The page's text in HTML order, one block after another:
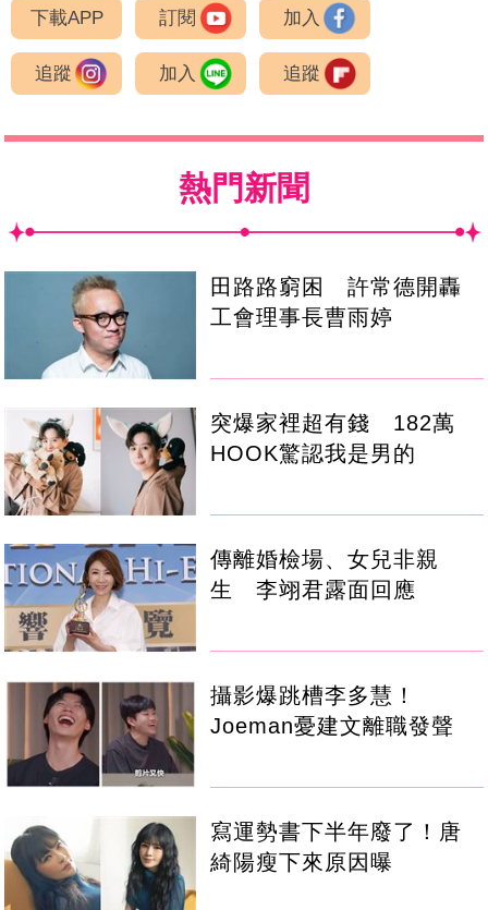
下載APP 訂閱 加入
追蹤 加入 追蹤
熱門新聞
田路路窮困 許常德開轟
工會理事長曹雨婷
突爆家裡超有錢 182萬
HOOK驚認我是男的
傳離婚檢場、女兒非親
生 李翊君露面回應
攝影爆跳槽李多慧！
Joeman憂建文離職發聲
寫運勢書下半年廢了！唐
綺陽瘦下來原因曝